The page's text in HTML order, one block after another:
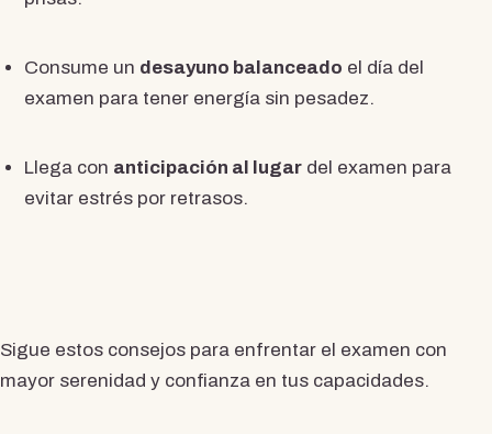
Consume un desayuno balanceado el día del
examen para tener energía sin pesadez.
Llega con anticipación al lugardel examen para
evitar estrés por retrasos.
Sigue estos consejos para enfrentar el examen con
mayor serenidad y confianza en tus capacidades.